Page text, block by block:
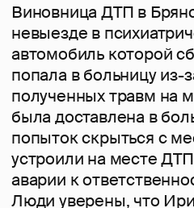
Виновница ДТП в
невыезде в
автомобиль которой
попала в больницу
полученных травм на
была доставлена в
попыток скрыться с
устроили на месте
аварии к
Люди уверены, что